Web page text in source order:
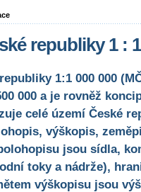
republiky 1 :
1:1 000 000
000 a je rovněž
celé území České
výškopis,
jsou sídla,
toky a nádrže),
výškopisu jsou